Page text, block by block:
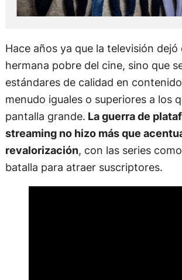
hermana pobre del cine, sino que
estándares de calidad en contenido
menudo iguales o superiores a los
pantalla grande. La guerra de
streaming no hizo más que
revalorización, con las series como
batalla para atraer suscriptores.